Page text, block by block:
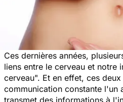
Ces dernières années,
liens entre le cerveau et notre
cerveau". Et en effet, ces
communication constante l'un
transmet des informations à